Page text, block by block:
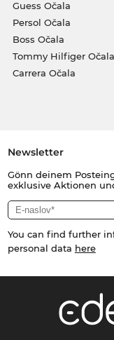
Guess Očala
Persol Očala
Boss Očala
Tommy Hilfiger Očala
Carrera Očala
Newsletter
Gönn deinem
exklusive Aktionen
You can find further
personal data here